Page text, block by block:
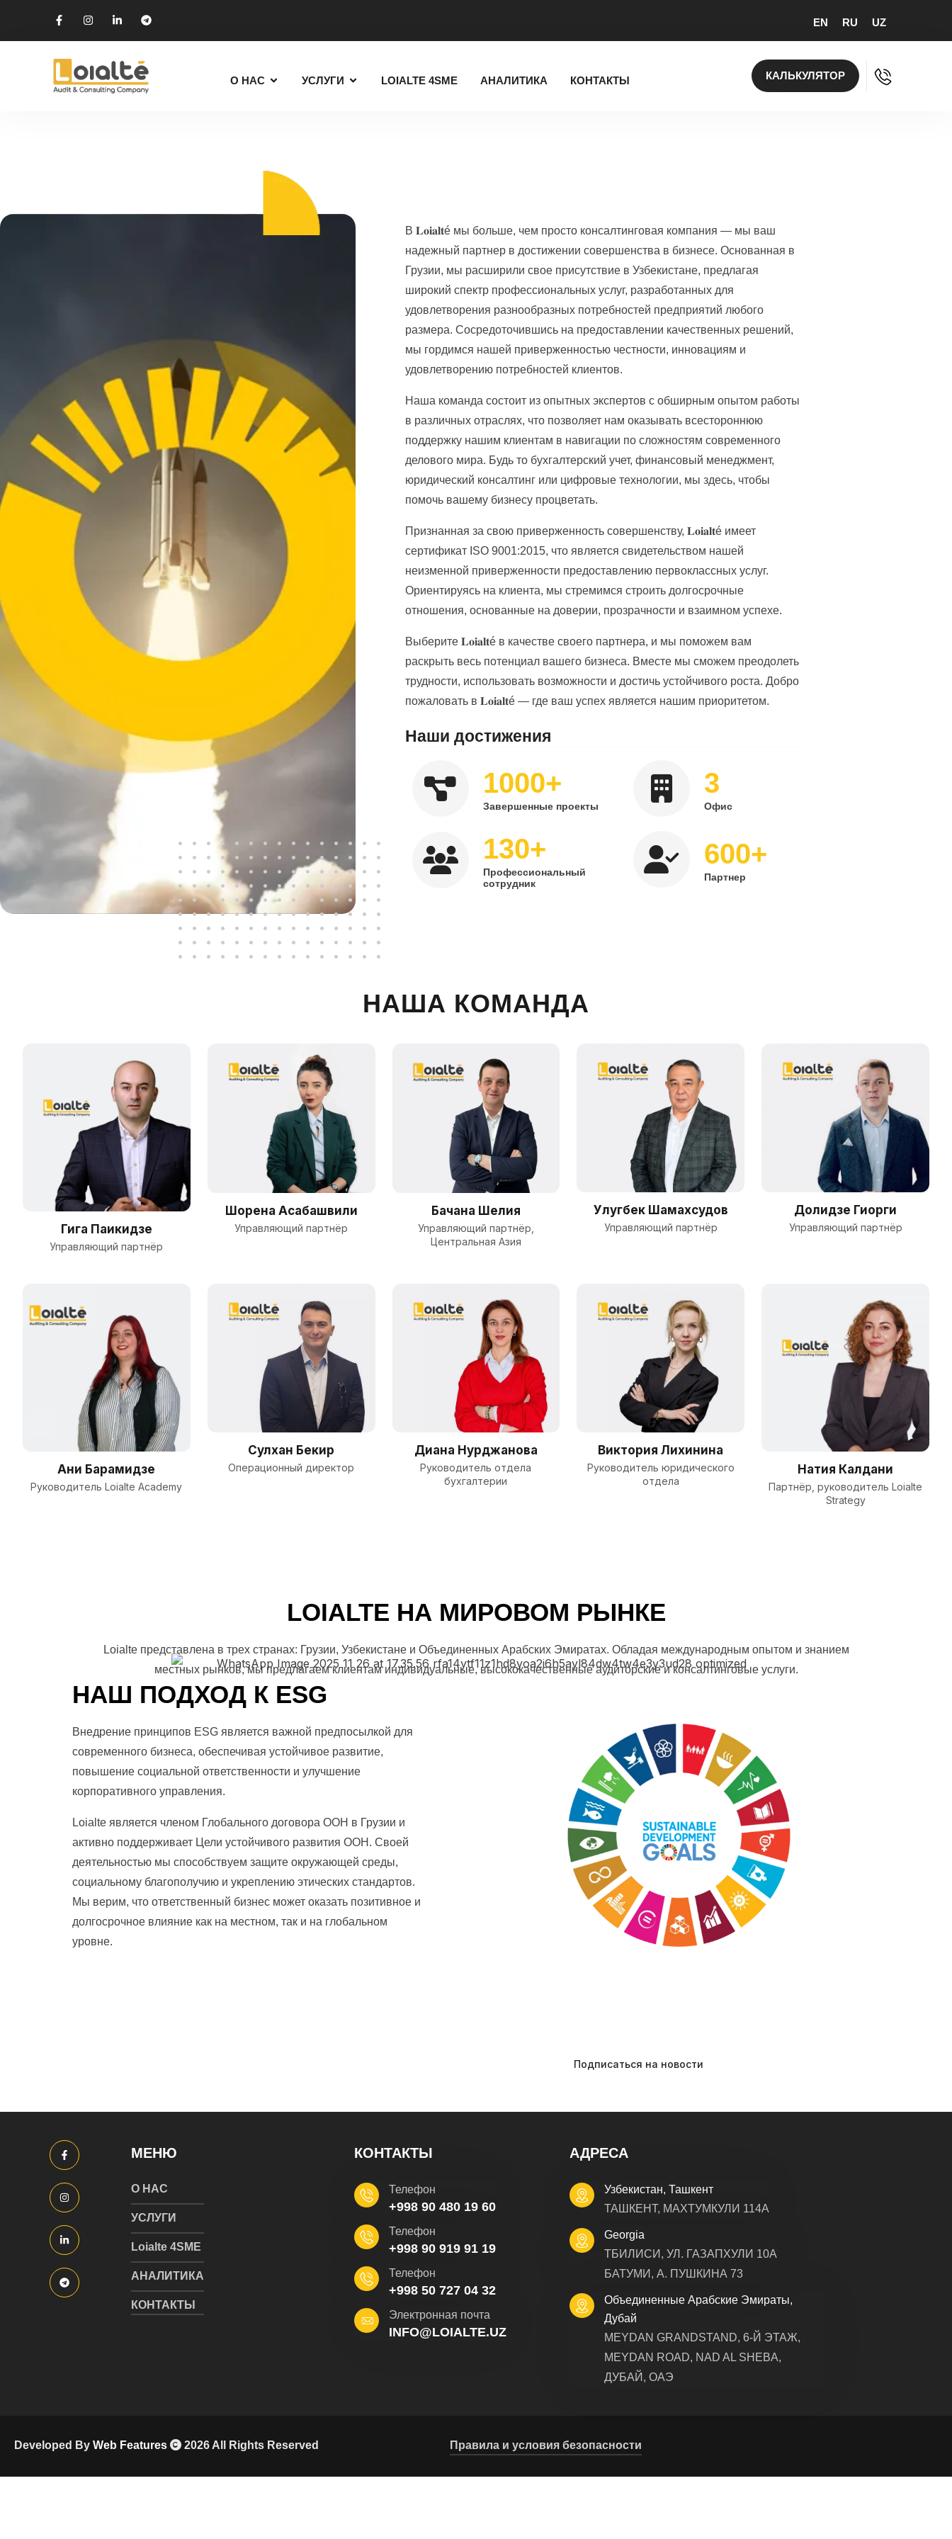
EN RU UZ
О НАС УСЛУГИ LOIALTE 4SME АНАЛИТИКА КОНТАКТЫ КАЛЬКУЛЯТОР
В 𝐋𝐨𝐢𝐚𝐥𝐭é мы больше, чем просто консалтинговая компания — мы ваш
надежный партнер в достижении совершенства в бизнесе. Основанная в
Грузии, мы расширили свое присутствие в Узбекистане, предлагая
широкий спектр профессиональных услуг, разработанных для
удовлетворения разнообразных потребностей предприятий любого
размера. Сосредоточившись на предоставлении качественных решений,
мы гордимся нашей приверженностью честности, инновациям и
удовлетворению потребностей клиентов.
Наша команда состоит из опытных экспертов с обширным опытом работы
в различных отраслях, что позволяет нам оказывать всестороннюю
поддержку нашим клиентам в навигации по сложностям современного
делового мира. Будь то бухгалтерский учет, финансовый менеджмент,
юридический консалтинг или цифровые технологии, мы здесь, чтобы
помочь вашему бизнесу процветать.
Признанная за свою приверженность совершенству, 𝐋𝐨𝐢𝐚𝐥𝐭é имеет
сертификат ISO 9001:2015, что является свидетельством нашей
неизменной приверженности предоставлению первоклассных услуг.
Ориентируясь на клиента, мы стремимся строить долгосрочные
отношения, основанные на доверии, прозрачности и взаимном успехе.
Выберите 𝐋𝐨𝐢𝐚𝐥𝐭é в качестве своего партнера, и мы поможем вам
раскрыть весь потенциал вашего бизнеса. Вместе мы сможем преодолеть
трудности, использовать возможности и достичь устойчивого роста. Добро
пожаловать в 𝐋𝐨𝐢𝐚𝐥𝐭é — где ваш успех является нашим приоритетом.
Наши достижения
1000+
Завершенные проекты
3
Офис
130+
Профессиональный
сотрудник
600+
Партнер
НАША КОМАНДА
Гига Паикидзе
Управляющий партнёр
Шорена Асабашвили
Управляющий партнёр
Бачана Шелия
Управляющий партнёр,
Центральная Азия
Улугбек Шамахсудов
Управляющий партнёр
Долидзе Гиорги
Управляющий партнёр
Ани Барамидзе
Руководитель Loialte Academy
Сулхан Бекир
Операционный директор
Диана Нурджанова
Руководитель отдела
бухгалтерии
Виктория Лихинина
Руководитель юридического
отдела
Натия Калдани
Партнёр, руководитель Loialte
Strategy
LOIALTE НА МИРОВОМ РЫНКЕ
Loialte представлена в трех странах: Грузии, Узбекистане и Объединенных Арабских Эмиратах. Обладая международным опытом и знанием
местных рынков, мы предлагаем клиентам индивидуальные, высококачественные аудиторские и консалтинговые услуги.
НАШ ПОДХОД К ESG
Внедрение принципов ESG является важной предпосылкой для
современного бизнеса, обеспечивая устойчивое развитие,
повышение социальной ответственности и улучшение
корпоративного управления.
Loialte является членом Глобального договора ООН в Грузии и
активно поддерживает Цели устойчивого развития ООН. Своей
деятельностью мы способствуем защите окружающей среды,
социальному благополучию и укреплению этических стандартов.
Мы верим, что ответственный бизнес может оказать позитивное и
долгосрочное влияние как на местном, так и на глобальном
уровне.
МЕНЮ
О НАС
УСЛУГИ
Loialte 4SME
АНАЛИТИКА
КОНТАКТЫ
КОНТАКТЫ
+998 90 480 19 60
Телефон
+998 90 919 91 19
Телефон
+998 50 727 04 32
Телефон
INFO@LOIALTE.UZ
Электронная почта
АДРЕСА
ТАШКЕНТ, МАХТУМКУЛИ 114A
Узбекистан, Ташкент
ТБИЛИСИ, УЛ. ГАЗАПХУЛИ 10А
БАТУМИ, А. ПУШКИНА 73
Georgia
MEYDAN GRANDSTAND, 6-Й ЭТАЖ,
MEYDAN ROAD, NAD AL SHEBA,
ДУБАЙ, ОАЭ
Объединенные Арабские Эмираты,
Дубай
Developed By Web Features 2026 All Rights Reserved Правила и условия безопасности